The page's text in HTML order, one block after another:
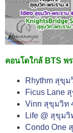
คอนโดใกล้ BTS พ
Rhythm สุขุม
Ficus Lane
Vinn สุขุมวิท
Life @ สุขุมวิ
Condo One